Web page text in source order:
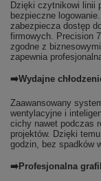
Dzięki czytnikowi linii
bezpieczne
zabezpiecza dostęp
firmowych. Precision
zgodne z
zapewnia
➡️Wydajne
Zaawansowany
wentylacyjne i
cichy nawet podczas
projektów. Dzięki
godzin, bez spadków
➡️Profesjonalna